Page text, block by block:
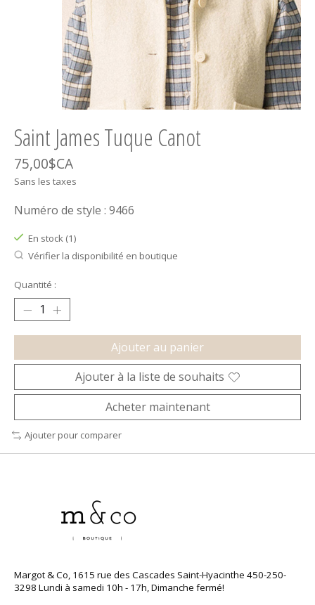
Saint James Tuque Canot
75,00$CA
Sans les taxes
Numéro de style : 9466
En stock (1)
Vérifier la disponibilité en boutique
Quantité :
Ajouter au panier
Ajouter à la liste de souhaits
Acheter maintenant
Ajouter pour comparer
Margot & Co, 1615 rue des Cascades Saint-Hyacinthe 450-250-
3298 Lundi à samedi 10h - 17h, Dimanche fermé!